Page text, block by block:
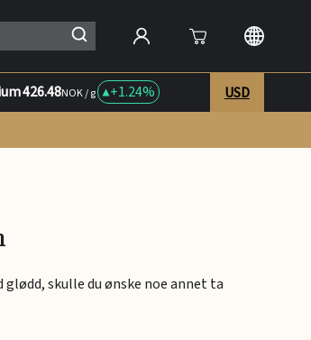
426.48NOK / g +1.24% USD
skulle du ønske noe annet ta